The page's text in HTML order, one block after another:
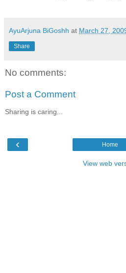
AyuArjuna BiGoshh at March 27,
Share
No comments:
Post a Comment
Sharing is caring...
‹ Home
View web